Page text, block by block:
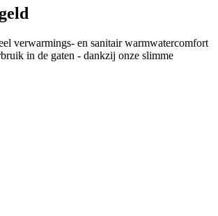
verwarmings- en sanitair warmwatercomfort
in de gaten - dankzij onze slimme